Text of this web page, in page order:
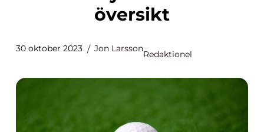
översikt
30 oktober 2023 Jon Larsson
Redaktionel